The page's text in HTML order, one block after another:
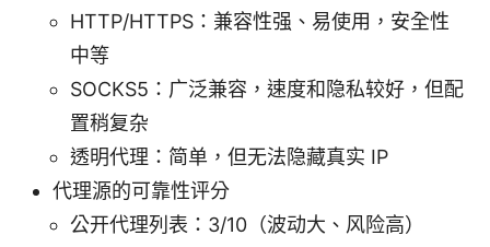
HTTP/HTTPS：兼容性强、易使用，安全性
中等
SOCKS5：广泛兼容，速度和隐私较好，但配
置稍复杂
透明代理：简单，但无法隐藏真实 IP
代理源的可靠性评分
公开代理列表：3/10（波动大、风险高）